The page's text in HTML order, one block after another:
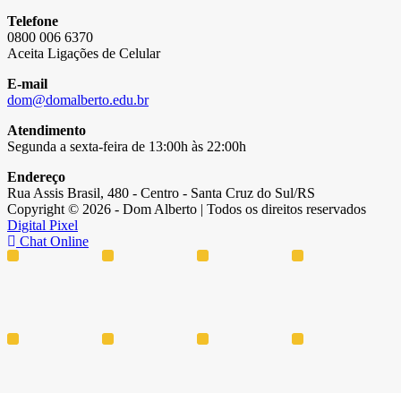
Telefone
0800 006 6370
Aceita Ligações de Celular
E-mail
dom@domalberto.edu.br
Atendimento
Segunda a sexta-feira de 13:00h às 22:00h
Endereço
Rua Assis Brasil, 480 - Centro - Santa Cruz do Sul/RS
Copyright © 2026 - Dom Alberto | Todos os direitos reservados
Digital Pixel
Chat Online